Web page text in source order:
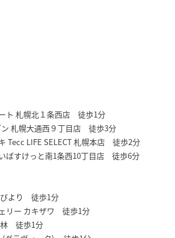
ト 札幌北１条西店 徒歩1分
札幌大通西９丁目店 徒歩3分
Tecc LIFE SELECT 札幌本店 徒歩2分
ばすけっと南1条西10丁目店 徒歩6分
びより 徒歩1分
リー カキザワ 徒歩1分
林 徒歩1分